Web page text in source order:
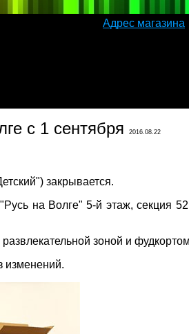
Адрес магазина
с 1 сентября 2016.08.22
закрывается.
на Волге" 5-й этаж, секция
зоной и
изменений.